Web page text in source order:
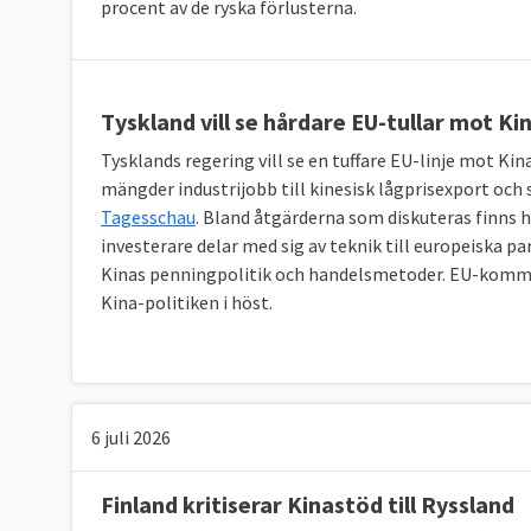
investeringar, är mer benägna att gå emot
som vill ha investeringar från Kina och är
Tyskland, Frankrike och Italien, är oroliga
ambitioner.
Positiv men förändring kan vara på väg
Sverige är generellt sett positivt inställd till
ekonomisk aspekt och Kina är intresserat
svenskar har om exempelvis miljöfrågor.
procent av de ryska förlusterna.
Tyskland vill se hårdare EU-tullar mot
Tysklands regering vill se en tuffare EU-linje mot
mängder industrijobb till kinesisk lågprisexport
Tagesschau. Bland åtgärderna som diskuteras
investerare delar med sig av teknik till europeiska
Kinas penningpolitik och handelsmetoder. EU-
Kina-politiken i höst.
6 juli 2026
Finland kritiserar Kinastöd till Ryssland